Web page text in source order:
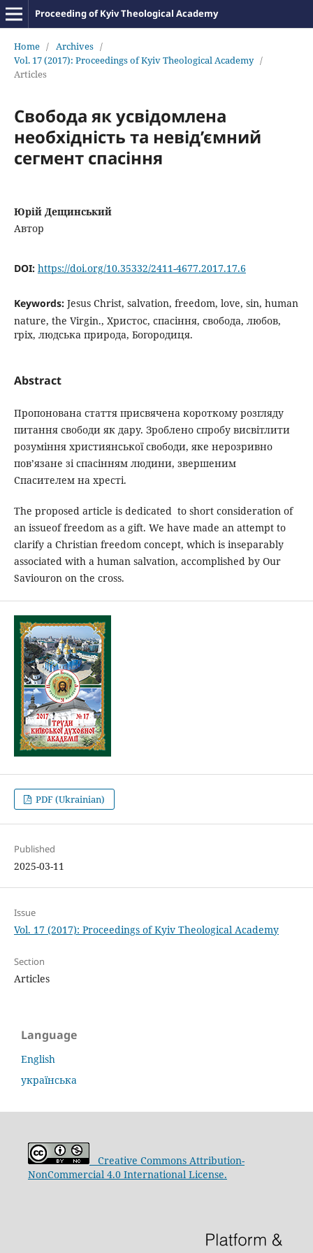
Proceeding of Kyiv Theological Academy
Home / Archives /
Vol. 17 (2017): Proceedings of Kyiv Theological Academy /
Articles
Свобода як усвідомлена
необхідність та невід’ємний
сегмент спасіння
Юрій Дещинський
Автор
DOI: https://doi.org/10.35332/2411-4677.2017.17.6
Keywords: Jesus Christ, salvation, freedom, love, sin, human
nature, the Virgin., Христос, спасіння, свобода, любов,
гріх, людська природа, Богородиця.
Abstract
Пропонована стаття присвячена короткому розгляду
питання свободи як дару. Зроблено спробу висвітлити
розуміння християнської свободи, яке нерозривно
пов’язане зі спасінням людини, звершеним
Спасителем на хресті.
The proposed article is dedicated to short consideration of
an issueof freedom as a gift. We have made an attempt to
clarify a Christian freedom concept, which is inseparably
associated with a human salvation, accomplished by Our
Saviouron on the cross.
PDF (Ukrainian)
Published
2025-03-11
Issue
Vol. 17 (2017): Proceedings of Kyiv Theological Academy
Section
Articles
Language
English
українська
Creative Commons Attribution-
NonCommercial 4.0 International License.